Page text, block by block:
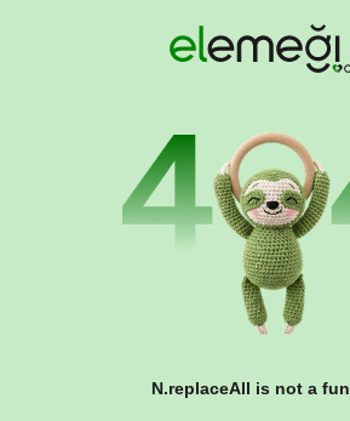
N.replaceAll is not a